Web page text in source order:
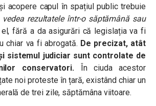
acopere capul în spațiul public trebuie
vedea rezultatele într-o săptămână sau
el, fără a da asigurări că legislația va fi
chiar va fi abrogată. De precizat, atât
sistemul judiciar sunt controlate de
conservatori. În ciuda acestor
noi proteste în țară, existând chiar un
de trei zile, săptămâna viitoare.